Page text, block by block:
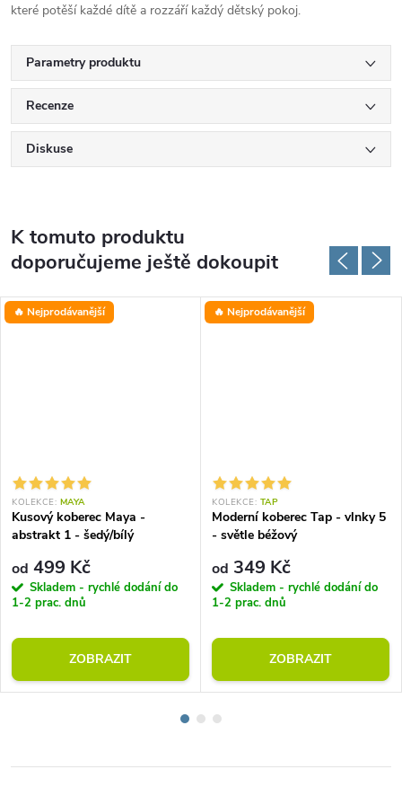
které potěší každé dítě a rozzáří každý dětský pokoj.
Parametry produktu
Recenze
Diskuse
K tomuto produktu
doporučujeme ještě dokoupit
🔥 Nejprodávanější
KOLEKCE: MAYA
Kusový koberec Maya -
abstrakt 1 - šedý/bílý
od 499 Kč
Skladem - rychlé dodání do
1-2 prac. dnů
ZOBRAZIT
🔥 Nejprodávanější
KOLEKCE: TAP
Moderní koberec Tap - vlnky 5
- světle béžový
od 349 Kč
Skladem - rychlé dodání do
1-2 prac. dnů
ZOBRAZIT